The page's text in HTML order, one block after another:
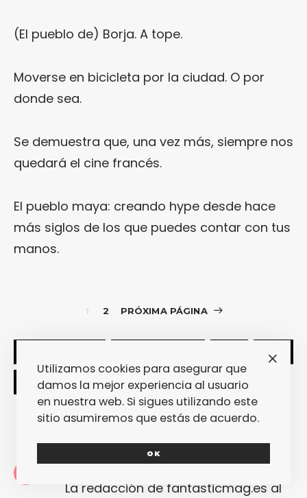
(El pueblo de) Borja. A tope.
Moverse en bicicleta por la ciudad. O por
donde sea.
Se demuestra que, una vez más, siempre nos
quedará el cine francés.
El pueblo maya: creando hype desde hace
más siglos de los que puedes contar con tus
manos.
1 2 PRÓXIMA PÁGINA
Redacción
La redacción de fantasticmag.es al
Utilizamos cookies para asegurar que
damos la mejor experiencia al usuario
en nuestra web. Si sigues utilizando este
sitio asumiremos que estás de acuerdo.
OK